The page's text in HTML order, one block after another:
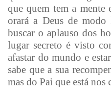
que quem tem a mente
orará a Deus de modo
buscar o aplauso dos
lugar secreto é visto
afastar do mundo e
sabe que a sua
mas do Pai que está nos